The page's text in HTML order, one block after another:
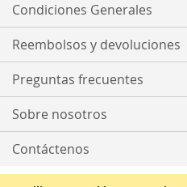
Condiciones Generales
Reembolsos y devoluciones
Preguntas frecuentes
Sobre nosotros
Contáctenos